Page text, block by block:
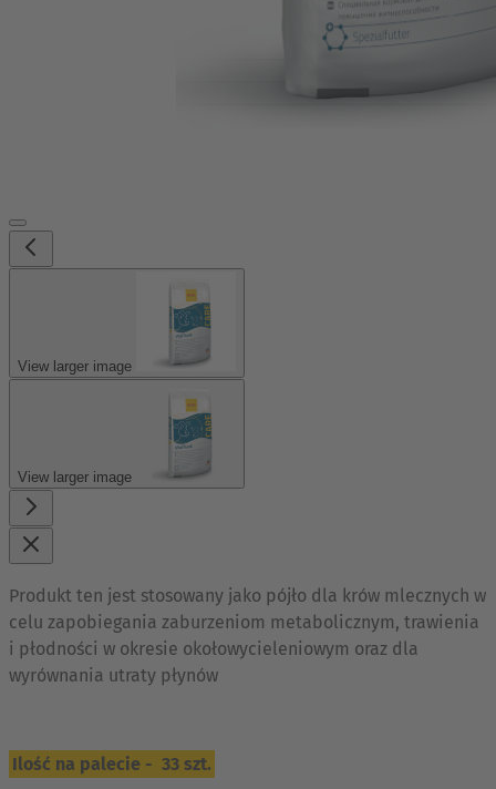
View larger image
View larger image
Produkt ten jest stosowany jako pójło dla krów mlecznych w
celu zapobiegania zaburzeniom metabolicznym, trawienia
i płodności w okresie okołowycieleniowym oraz dla
wyrównania utraty płynów
Ilość na palecie - 33 szt.